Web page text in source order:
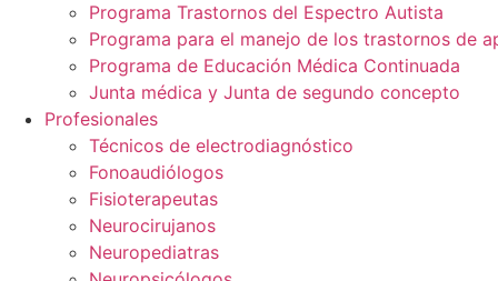
Programa Trastornos del Espectro Autista
Programa para el manejo de los trastornos de
Programa de Educación Médica Continuada
Junta médica y Junta de segundo concepto
Profesionales
Técnicos de electrodiagnóstico
Fonoaudiólogos
Fisioterapeutas
Neurocirujanos
Neuropediatras